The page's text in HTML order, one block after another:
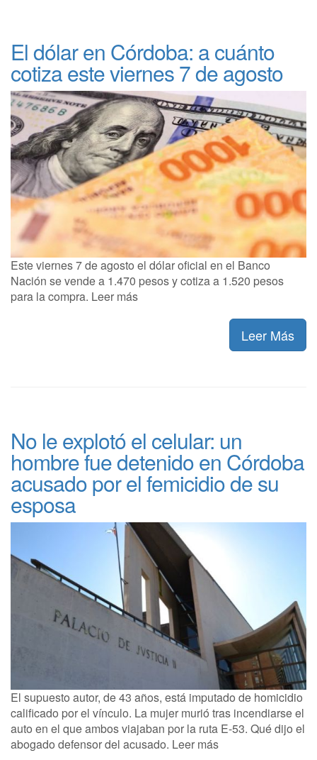
El dólar en Córdoba: a cuánto
cotiza este viernes 7 de agosto
Este viernes 7 de agosto el dólar oficial en el Banco
Nación se vende a 1.470 pesos y cotiza a 1.520 pesos
para la compra. Leer más
Leer Más
No le explotó el celular: un
hombre fue detenido en Córdoba
acusado por el femicidio de su
esposa
El supuesto autor, de 43 años, está imputado de homicidio
calificado por el vínculo. La mujer murió tras incendiarse el
auto en el que ambos viajaban por la ruta E-53. Qué dijo el
abogado defensor del acusado. Leer más